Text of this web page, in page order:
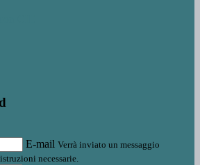
E-mail Verrà inviato un messaggio
necessarie.